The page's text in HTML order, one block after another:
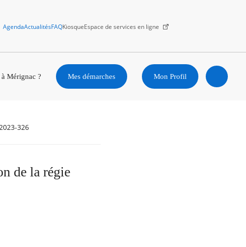
AgendaActualitésFAQKiosqueEspace de services en ligne
Mérignac ? Mes démarches Mon Profil
326
de la régie